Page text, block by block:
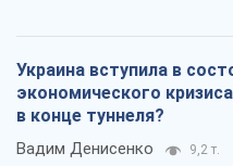
Украина вступила в
экономического
в конце туннеля?
Вадим Денисенко 9,2 т.